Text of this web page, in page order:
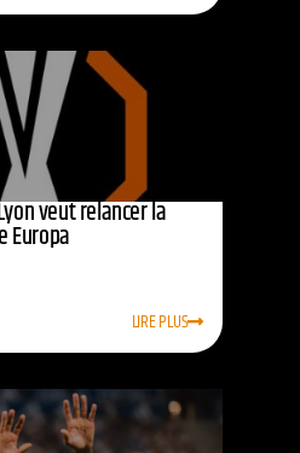
veut relancer la
Europa
LIRE PLUS